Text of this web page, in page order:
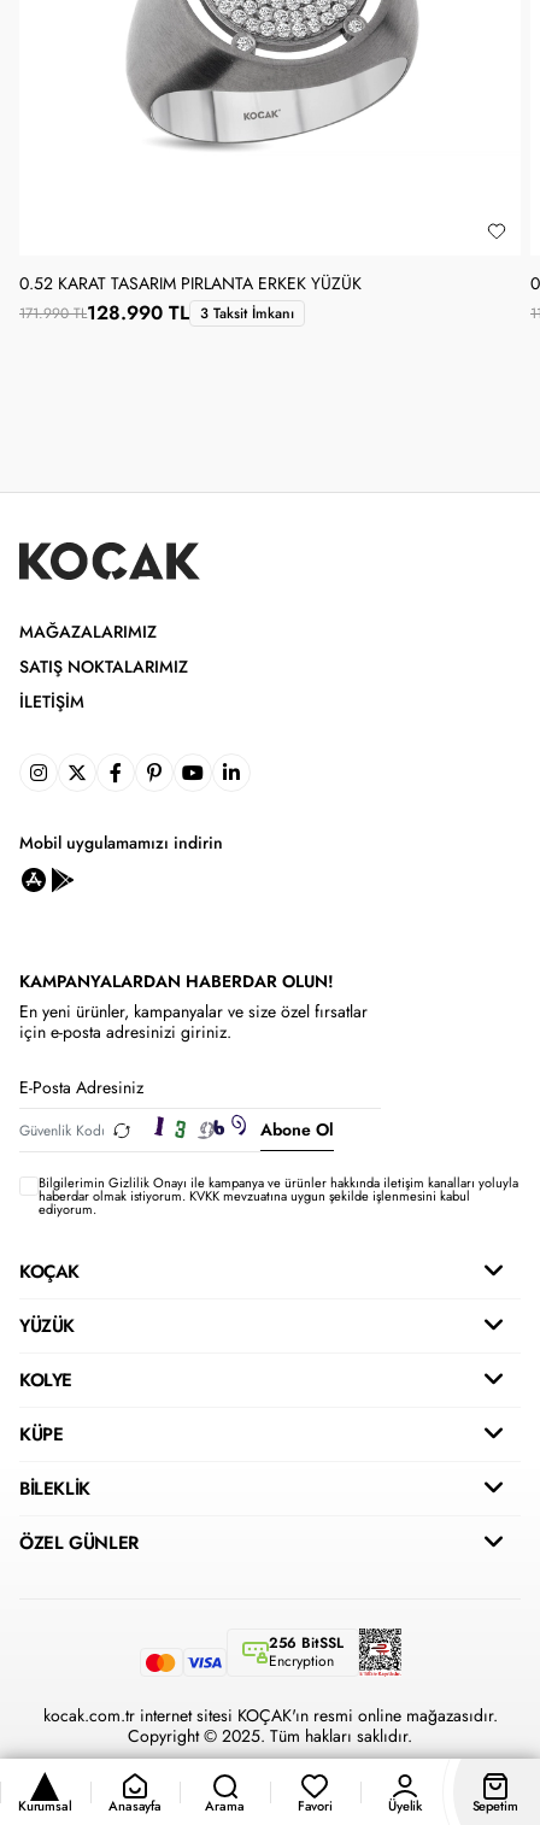
Kurumsal Anasayfa Arama Favori Üyelik Sepetim
0.52 KARAT TASARIM PIRLANTA ERKEK YÜZÜK
171.990 TL128.990 TL 3 Taksit İmkanı
MAĞAZALARIMIZ
SATIŞ NOKTALARIMIZ
İLETIŞIM
Mobil uygulamamızı indirin
KAMPANYALARDAN HABERDAR OLUN!
En yeni ürünler, kampanyalar ve size özel fırsatlar
için e-posta adresinizi giriniz.
Abone Ol
Bilgilerimin Gizlilik Onayı ile kampanya ve ürünler hakkında iletişim kanalları yoluyla
haberdar olmak istiyorum.KVKK mevzuatına uygun şekilde işlenmesini kabul
ediyorum.
KOÇAK
YÜZÜK
KOLYE
KÜPE
BİLEKLİK
ÖZEL GÜNLER
256 BitSSL
Encryption
kocak.com.tr internet sitesi KOÇAK'ın resmi online mağazasıdır.
Copyright © 2025. Tüm hakları saklıdır.
Hipotenüs Yeni Nesil E-Ticaret Sistemleri ile Hazırlanmıştır.